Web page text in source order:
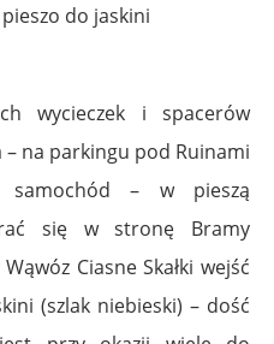
do jaskini
wycieczek i spacerów
na parkingu pod Ruinami
samochód – w pieszą
się w stronę Bramy
Ciasne Skałki wejść
(szlak niebieski) – dość